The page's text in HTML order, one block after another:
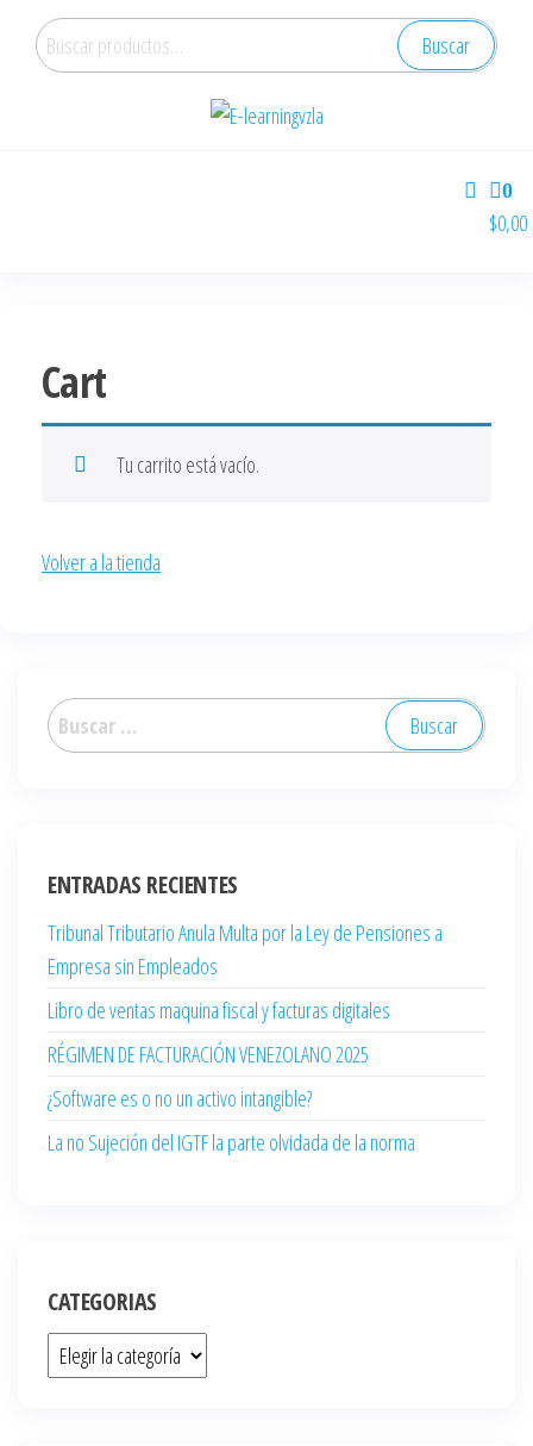
Buscar
0
$0,00
Cart
Tu carrito está vacío.
Volver a la tienda
ENTRADAS RECIENTES
Tribunal Tributario Anula Multa por la Ley de Pensiones a
Empresa sin Empleados
Libro de ventas maquina fiscal y facturas digitales
RÉGIMEN DE FACTURACIÓN VENEZOLANO 2025
¿Software es o no un activo intangible?
La no Sujeción del IGTF la parte olvidada de la norma
CATEGORIAS